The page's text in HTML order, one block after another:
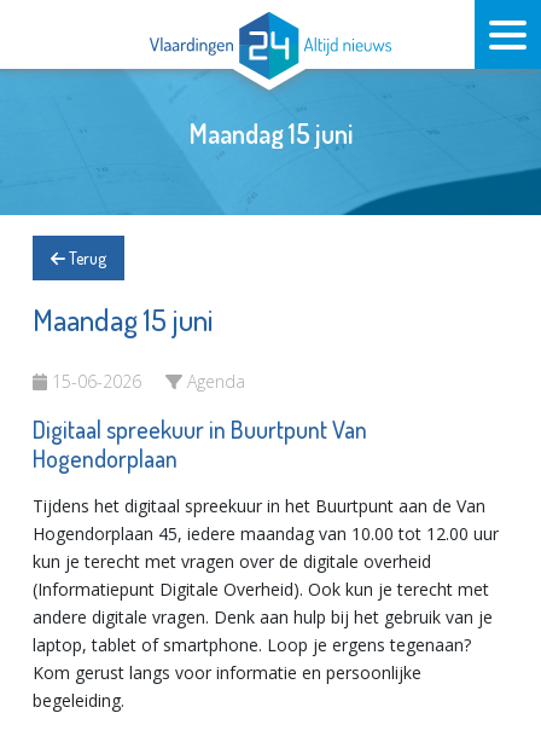
Maandag 15 juni
Terug
Maandag 15 juni
15-06-2026 Agenda
Digitaal spreekuur in Buurtpunt Van
Hogendorplaan
Tijdens het digitaal spreekuur in het Buurtpunt aan de Van
Hogendorplaan 45, iedere maandag van 10.00 tot 12.00 uur
kun je terecht met vragen over de digitale overheid
(Informatiepunt Digitale Overheid). Ook kun je terecht met
andere digitale vragen. Denk aan hulp bij het gebruik van je
laptop, tablet of smartphone. Loop je ergens tegenaan?
Kom gerust langs voor informatie en persoonlijke
begeleiding.